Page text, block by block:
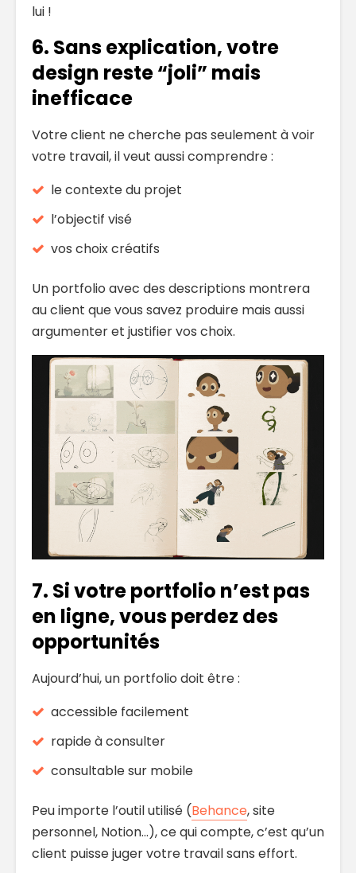
lui !
6. Sans explication, votre
design reste “joli” mais
inefficace
Votre client ne cherche pas seulement à voir
votre travail, il veut aussi comprendre :
le contexte du projet
l’objectif visé
vos choix créatifs
Un portfolio avec des descriptions montrera
au client que vous savez produire mais aussi
argumenter et justifier vos choix.
7. Si votre portfolio n’est pas
en ligne, vous perdez des
opportunités
Aujourd’hui, un portfolio doit être :
accessible facilement
rapide à consulter
consultable sur mobile
Peu importe l’outil utilisé (Behance, site
personnel, Notion…), ce qui compte, c’est qu’un
client puisse juger votre travail sans effort.